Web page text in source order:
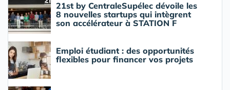
21st by CentraleSupélec dévoile les
8 nouvelles startups qui intègrent
son accélérateur à STATION F
Emploi étudiant : des opportunités
flexibles pour financer vos projets